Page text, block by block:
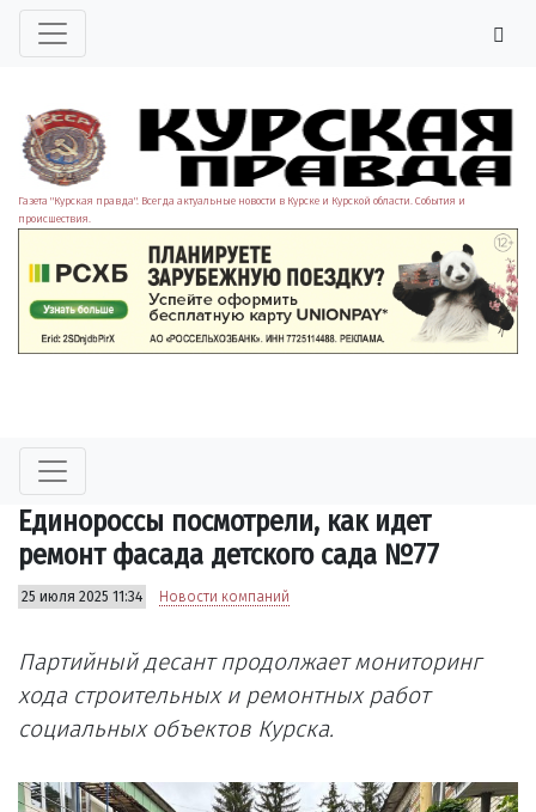
Газета "Курская правда". Всегда актуальные новости в Курске и Курской области. События и
происшествия.
Единороссы посмотрели, как идет
ремонт фасада детского сада №77
25 июля 2025 11:34 Новости компаний
Партийный десант продолжает мониторинг
хода строительных и ремонтных работ
социальных объектов Курска.